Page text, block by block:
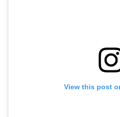
View this post